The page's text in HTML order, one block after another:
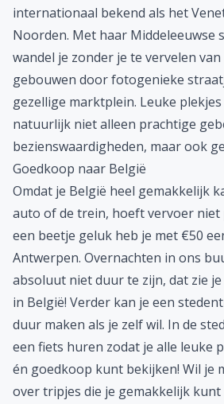
internationaal bekend als het
Noorden. Met haar Middeleeuwse
wandel je zonder je te vervelen
gebouwen door fotogenieke
gezellige marktplein. Leuke
natuurlijk niet alleen prachtige
bezienswaardigheden, maar ook
Goedkoop naar België
Omdat je België heel gemakkelijk
auto of de trein, hoeft vervoer
een beetje geluk heb je met €50
Antwerpen. Overnachten in ons
absoluut niet duur te zijn, dat zie
in België! Verder kan je een
duur maken als je zelf wil. In de
een fiets huren zodat je alle leuke
én goedkoop kunt bekijken! Wil je
over tripjes die je gemakkelijk